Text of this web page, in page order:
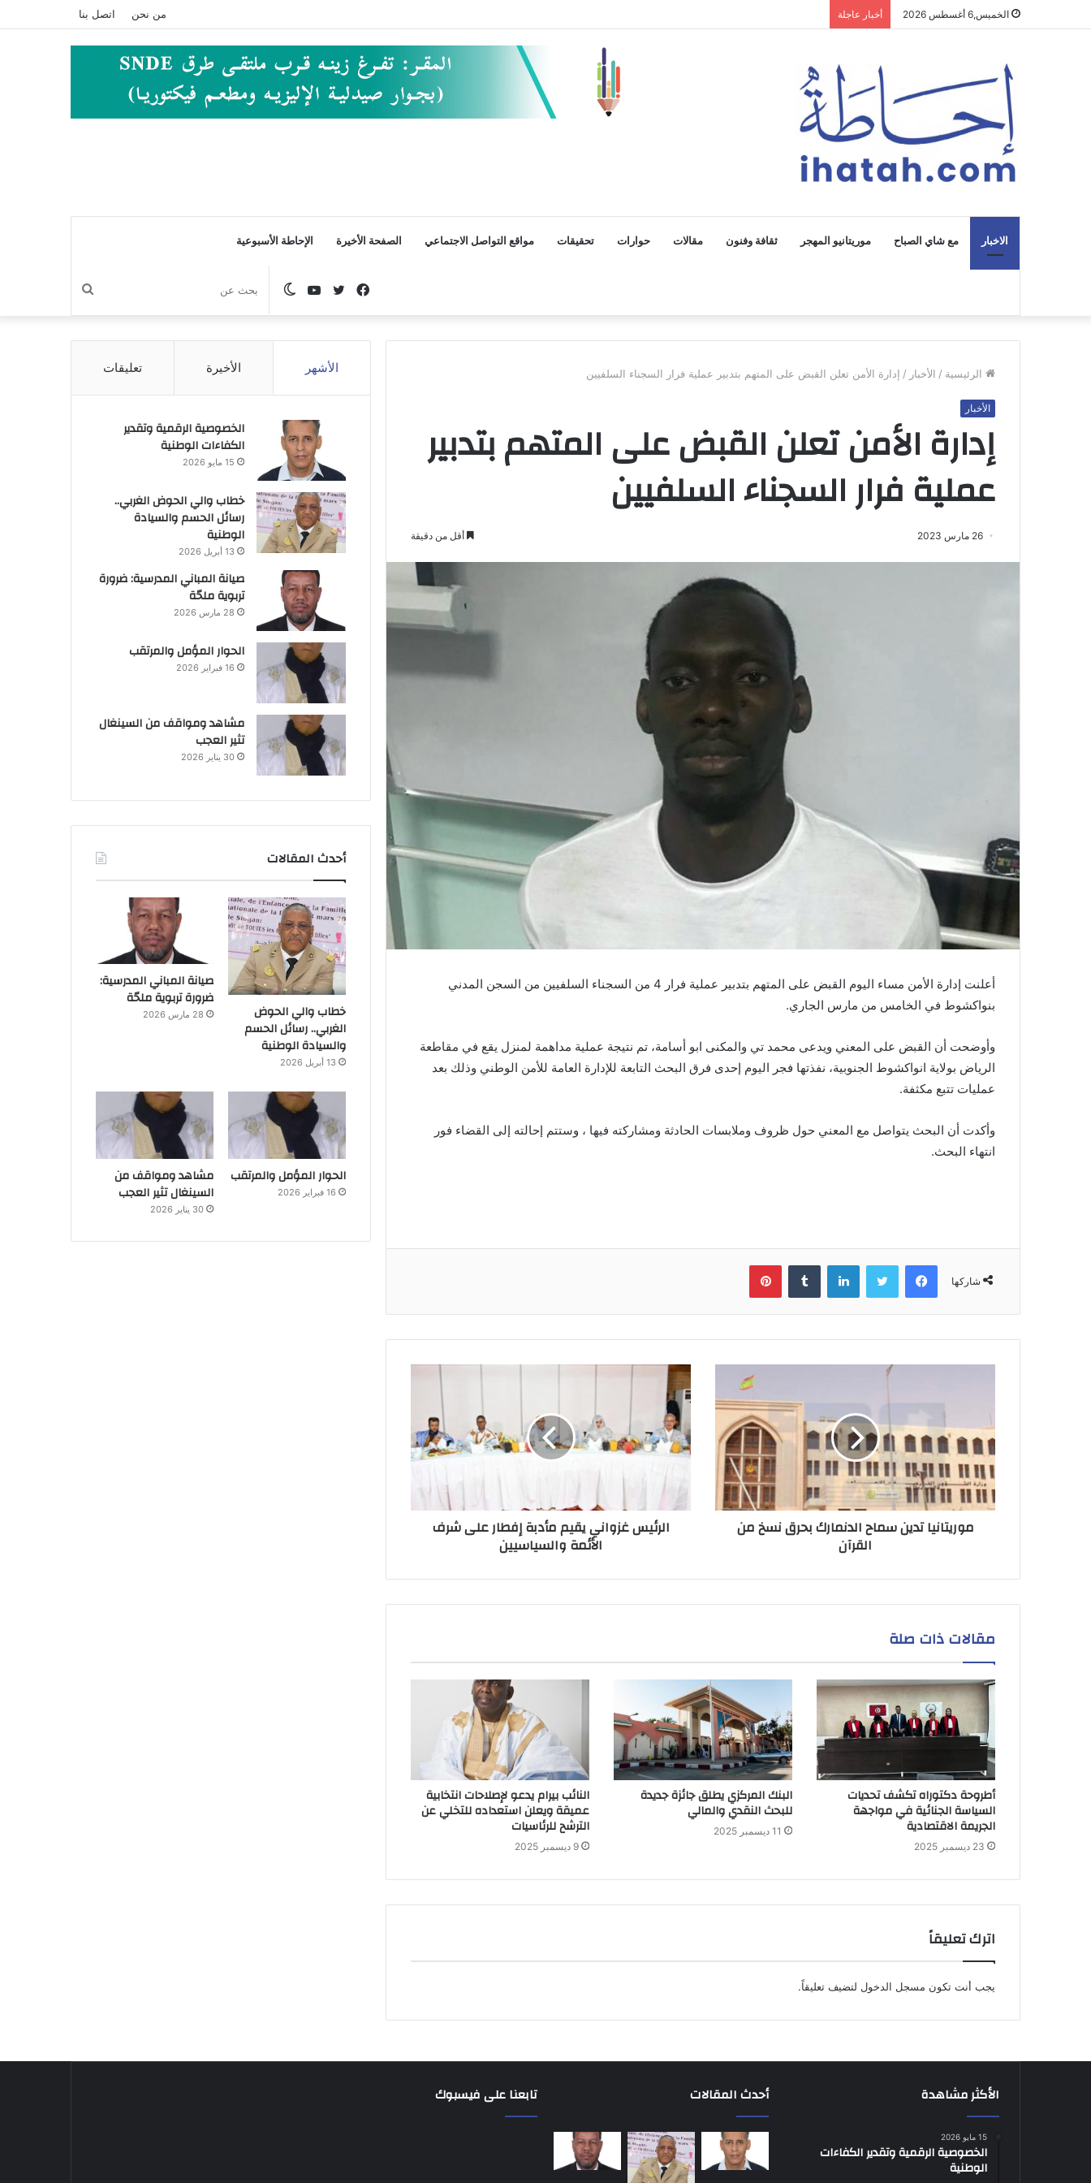
الخميس,6 أغسطس 2026 أخبار عاجلة من نحن اتصل بنا
الاخبار مع شاي الصباح موريتانيو المهجر ثقافة وفنون مقالات حوارات تحقيقات مواقع التواصل الاجتماعي الصفحة الأخيرة الإحاطة الأسبوعية
بحث
عن
الوضع
المظلم
يوتيوبتويتر
فيسبوك
الرئيسية / الأخبار / إدارة الأمن تعلن القبض على المتهم بتدبير عملية فرار السجناء السلفيين
الأخبار
إدارة الأمن تعلن القبض على المتهم بتدبير
عملية فرار السجناء السلفيين
26 مارس 2023 أقل من دقيقة
أعلنت إدارة الأمن مساء اليوم القبض على المتهم بتدبير عملية فرار 4 من السجناء السلفيين من السجن المدني
بنواكشوط في الخامس من مارس الجاري.
وأوضحت أن القبض على المعني ويدعى محمد تي والمكنى ابو أسامة، تم نتيجة عملية مداهمة لمنزل يقع في مقاطعة
الرياض بولاية انواكشوط الجنوبية، نفذتها فجر اليوم إحدى فرق البحث التابعة للإدارة العامة للأمن الوطني وذلك بعد
عمليات تتبع مكثفة.
وأكدت أن البحث يتواصل مع المعني حول ظروف وملابسات الحادثة ومشاركته فيها ، وستتم إحالته إلى القضاء فور
انتهاء البحث.
شاركها
فيسبوك تويتر لينكدإن بينتيريست
موريتانيا تدين سماح الدنمارك بحرق نسخ من
القرآن
الرئيس غزواني يقيم مأدبة إفطار على شرف
الأئمة والسياسيين
مقالات ذات صلة
أطروحة دكتوراه تكشف تحديات
السياسة الجنائية في مواجهة
الجريمة الاقتصادية
23 ديسمبر 2025
البنك المركزي يطلق جائزة جديدة
للبحث النقدي والمالي
11 ديسمبر 2025
النائب بيرام يدعو لإصلاحات انتخابية
عميقة ويعلن استعداده للتخلي عن
الترشح للرئاسيات
9 ديسمبر 2025
اترك تعليقاً
يجب أنت تكون مسجل الدخول لتضيف تعليقاً.
الأشهر الأخيرة تعليقات
الخصوصية الرقمية وتقدير
الكفاءات الوطنية
15 مايو 2026
خطاب والي الحوض الغربي..
رسائل الحسم والسيادة
الوطنية
13 أبريل 2026
صيانة المباني المدرسية: ضرورة
تربوية ملحّة
28 مارس 2026
الحوار المؤمل والمرتقب
16 فبراير 2026
مشاهد ومواقف من السينغال
تثير العجب
30 يناير 2026
أحدث المقالات
خطاب والي الحوض
الغربي.. رسائل الحسم
والسيادة الوطنية
13 أبريل 2026
صيانة المباني المدرسية:
ضرورة تربوية ملحّة
28 مارس 2026
الحوار المؤمل والمرتقب
16 فبراير 2026
مشاهد ومواقف من
السينغال تثير العجب
30 يناير 2026
الأكثر مشاهدة
15 مايو 2026
الخصوصية الرقمية وتقدير الكفاءات
الوطنية
أحدث المقالات تابعنا على فيسبوك